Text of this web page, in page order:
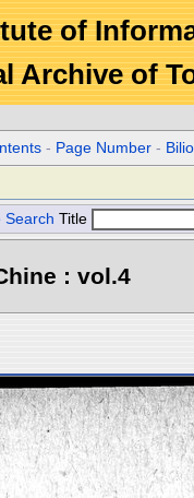
of
Archive of
- Page Number -
Search Title
: vol.4